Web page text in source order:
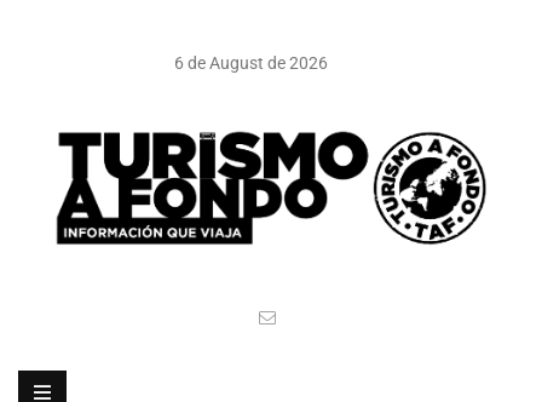
6 de August de 2026